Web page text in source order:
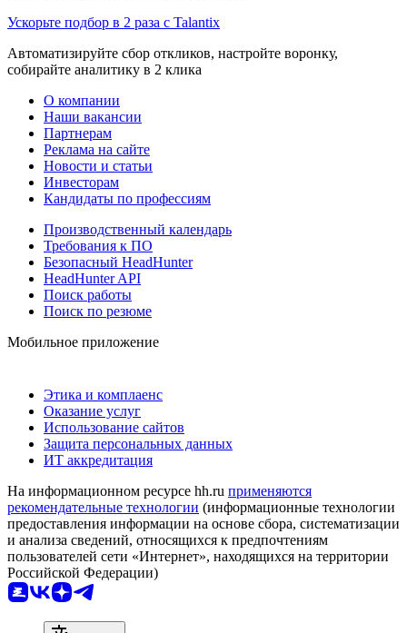
Ускорьте подбор в 2 раза с Talantix
Автоматизируйте сбор откликов, настройте воронку,
собирайте аналитику в 2 клика
О компании
Наши вакансии
Партнерам
Реклама на сайте
Новости и статьи
Инвесторам
Кандидаты по профессиям
Производственный календарь
Требования к ПО
Безопасный HeadHunter
HeadHunter API
Поиск работы
Поиск по резюме
Мобильное приложение
Этика и комплаенс
Оказание услуг
Использование сайтов
Защита персональных данных
ИТ аккредитация
На информационном ресурсе hh.ru применяются
рекомендательные технологии (информационные технологии
предоставления информации на основе сбора, систематизации
и анализа сведений, относящихся к предпочтениям
пользователей сети «Интернет», находящихся на территории
Российской Федерации)